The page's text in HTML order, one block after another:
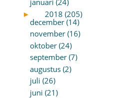
januari (24)
►
2018 (205)
december (14)
november (16)
oktober (24)
september (7)
augustus (2)
juli (26)
juni (21)